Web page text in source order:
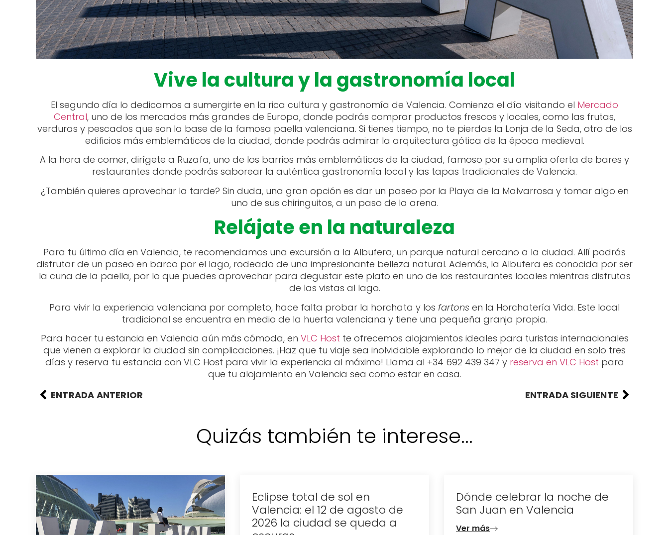
Vive la cultura y la gastronomía local
El segundo día lo dedicamos a sumergirte en la rica cultura y gastronomía de Valencia. Comienza el día visitando el Mercado
Central, uno de los mercados más grandes de Europa, donde podrás comprar productos frescos y locales, como las frutas,
verduras y pescados que son la base de la famosa paella valenciana. Si tienes tiempo, no te pierdas la Lonja de la Seda, otro de los
edificios más emblemáticos de la ciudad, donde podrás admirar la arquitectura gótica de la época medieval.
A la hora de comer, dirígete a Ruzafa, uno de los barrios más emblemáticos de la ciudad, famoso por su amplia oferta de bares y
restaurantes donde podrás saborear la auténtica gastronomía local y las tapas tradicionales de Valencia.
¿También quieres aprovechar la tarde? Sin duda, una gran opción es dar un paseo por la Playa de la Malvarrosa y tomar algo en
uno de sus chiringuitos, a un paso de la arena.
Relájate en la naturaleza
Para tu último día en Valencia, te recomendamos una excursión a la Albufera, un parque natural cercano a la ciudad. Allí podrás
disfrutar de un paseo en barco por el lago, rodeado de una impresionante belleza natural. Además, la Albufera es conocida por ser
la cuna de la paella, por lo que puedes aprovechar para degustar este plato en uno de los restaurantes locales mientras disfrutas
de las vistas al lago.
Para vivir la experiencia valenciana por completo, hace falta probar la horchata y los fartons en la Horchatería Vida. Este local
tradicional se encuentra en medio de la huerta valenciana y tiene una pequeña granja propia.
Para hacer tu estancia en Valencia aún más cómoda, en VLC Host te ofrecemos alojamientos ideales para turistas internacionales
que vienen a explorar la ciudad sin complicaciones. ¡Haz que tu viaje sea inolvidable explorando lo mejor de la ciudad en solo tres
días y reserva tu estancia con VLC Host para vivir la experiencia al máximo! Llama al +34 692 439 347 y reserva en VLC Host para
que tu alojamiento en Valencia sea como estar en casa.
ENTRADA ANTERIOR
ENTRADA SIGUIENTE
Quizás también te interese...
Eclipse total de sol en
Valencia: el 12 de agosto de
2026 la ciudad se queda a
Dónde celebrar la noche de
San Juan en Valencia
Ver más